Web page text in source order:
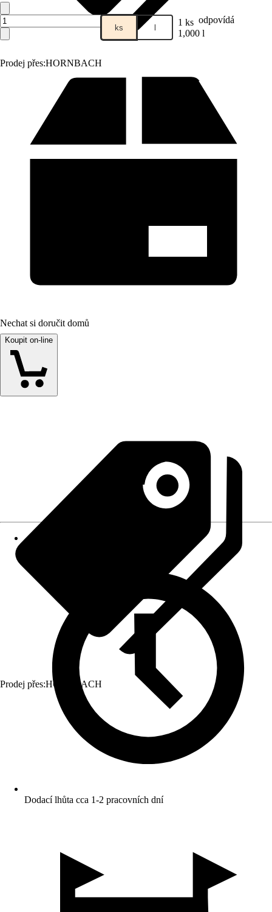
Prodej přes:HORNBACH
ks l 1 ks odpovídá
1,000 l
Nechat si doručit domů
Koupit on-line
Prodej přes:HORNBACH
Dodací lhůta cca 1-2 pracovních dní